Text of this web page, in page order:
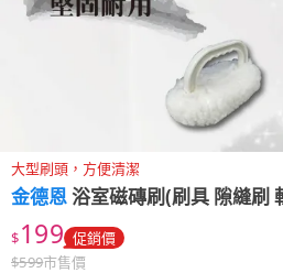
大型刷頭，方便清潔
金德恩 浴室磁磚刷(刷具 隙縫刷
$199 促銷價
$599市售價